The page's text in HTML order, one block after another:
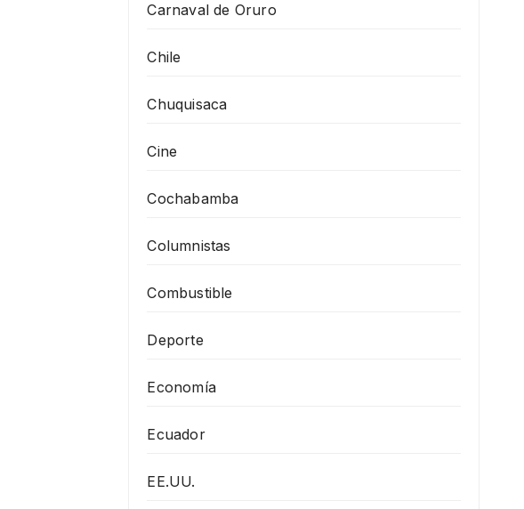
Carnaval de Oruro
Chile
Chuquisaca
Cine
Cochabamba
Columnistas
Combustible
Deporte
Economía
Ecuador
EE.UU.